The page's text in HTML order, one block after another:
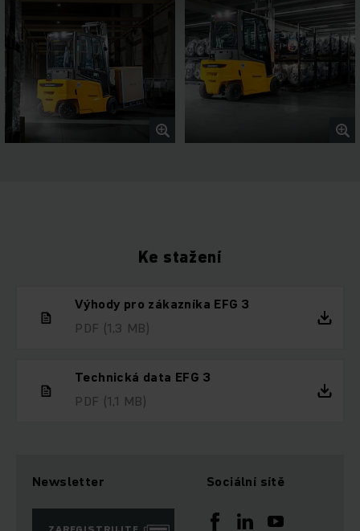
Ke stažení
Výhody pro zákazníka EFG 3
PDF (1,3 MB)
Technická data EFG 3
PDF (1,1 MB)
Newsletter Sociální sítě